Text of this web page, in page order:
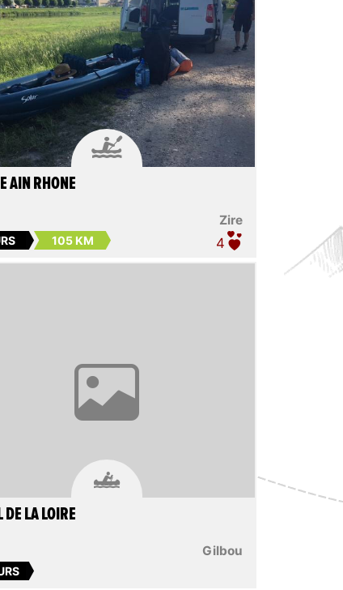

Zire
AIN RHONE
105 KM 4

Gilbou
DE LA LOIRE